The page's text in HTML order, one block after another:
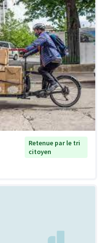
Retenue par le tri
citoyen